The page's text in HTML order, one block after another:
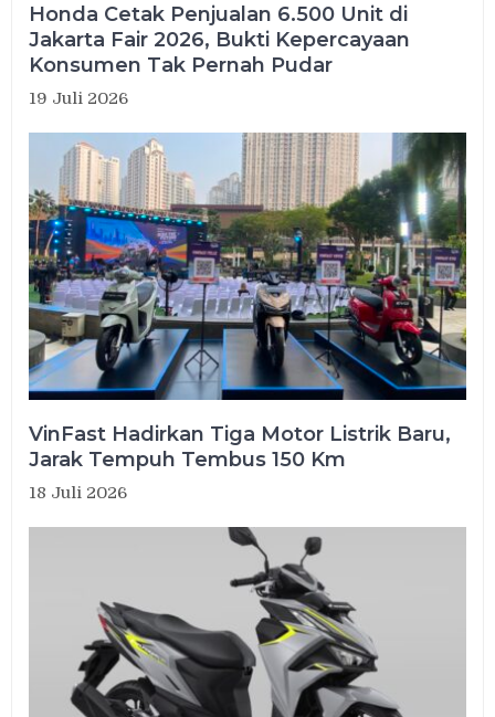
Honda Cetak Penjualan 6.500 Unit di
Jakarta Fair 2026, Bukti Kepercayaan
Konsumen Tak Pernah Pudar
19 Juli 2026
VinFast Hadirkan Tiga Motor Listrik Baru,
Jarak Tempuh Tembus 150 Km
18 Juli 2026